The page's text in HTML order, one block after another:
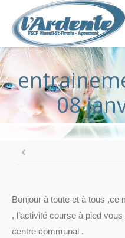
08
Bonjour à toute et à tous ,ce
, l’activité course à pied
centre communal .